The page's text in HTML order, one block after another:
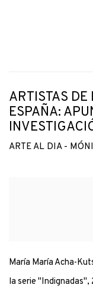
ARTISTAS
ESPAÑA:
ARTE AL DIA -
María María Acha-
la serie "Indignadas",